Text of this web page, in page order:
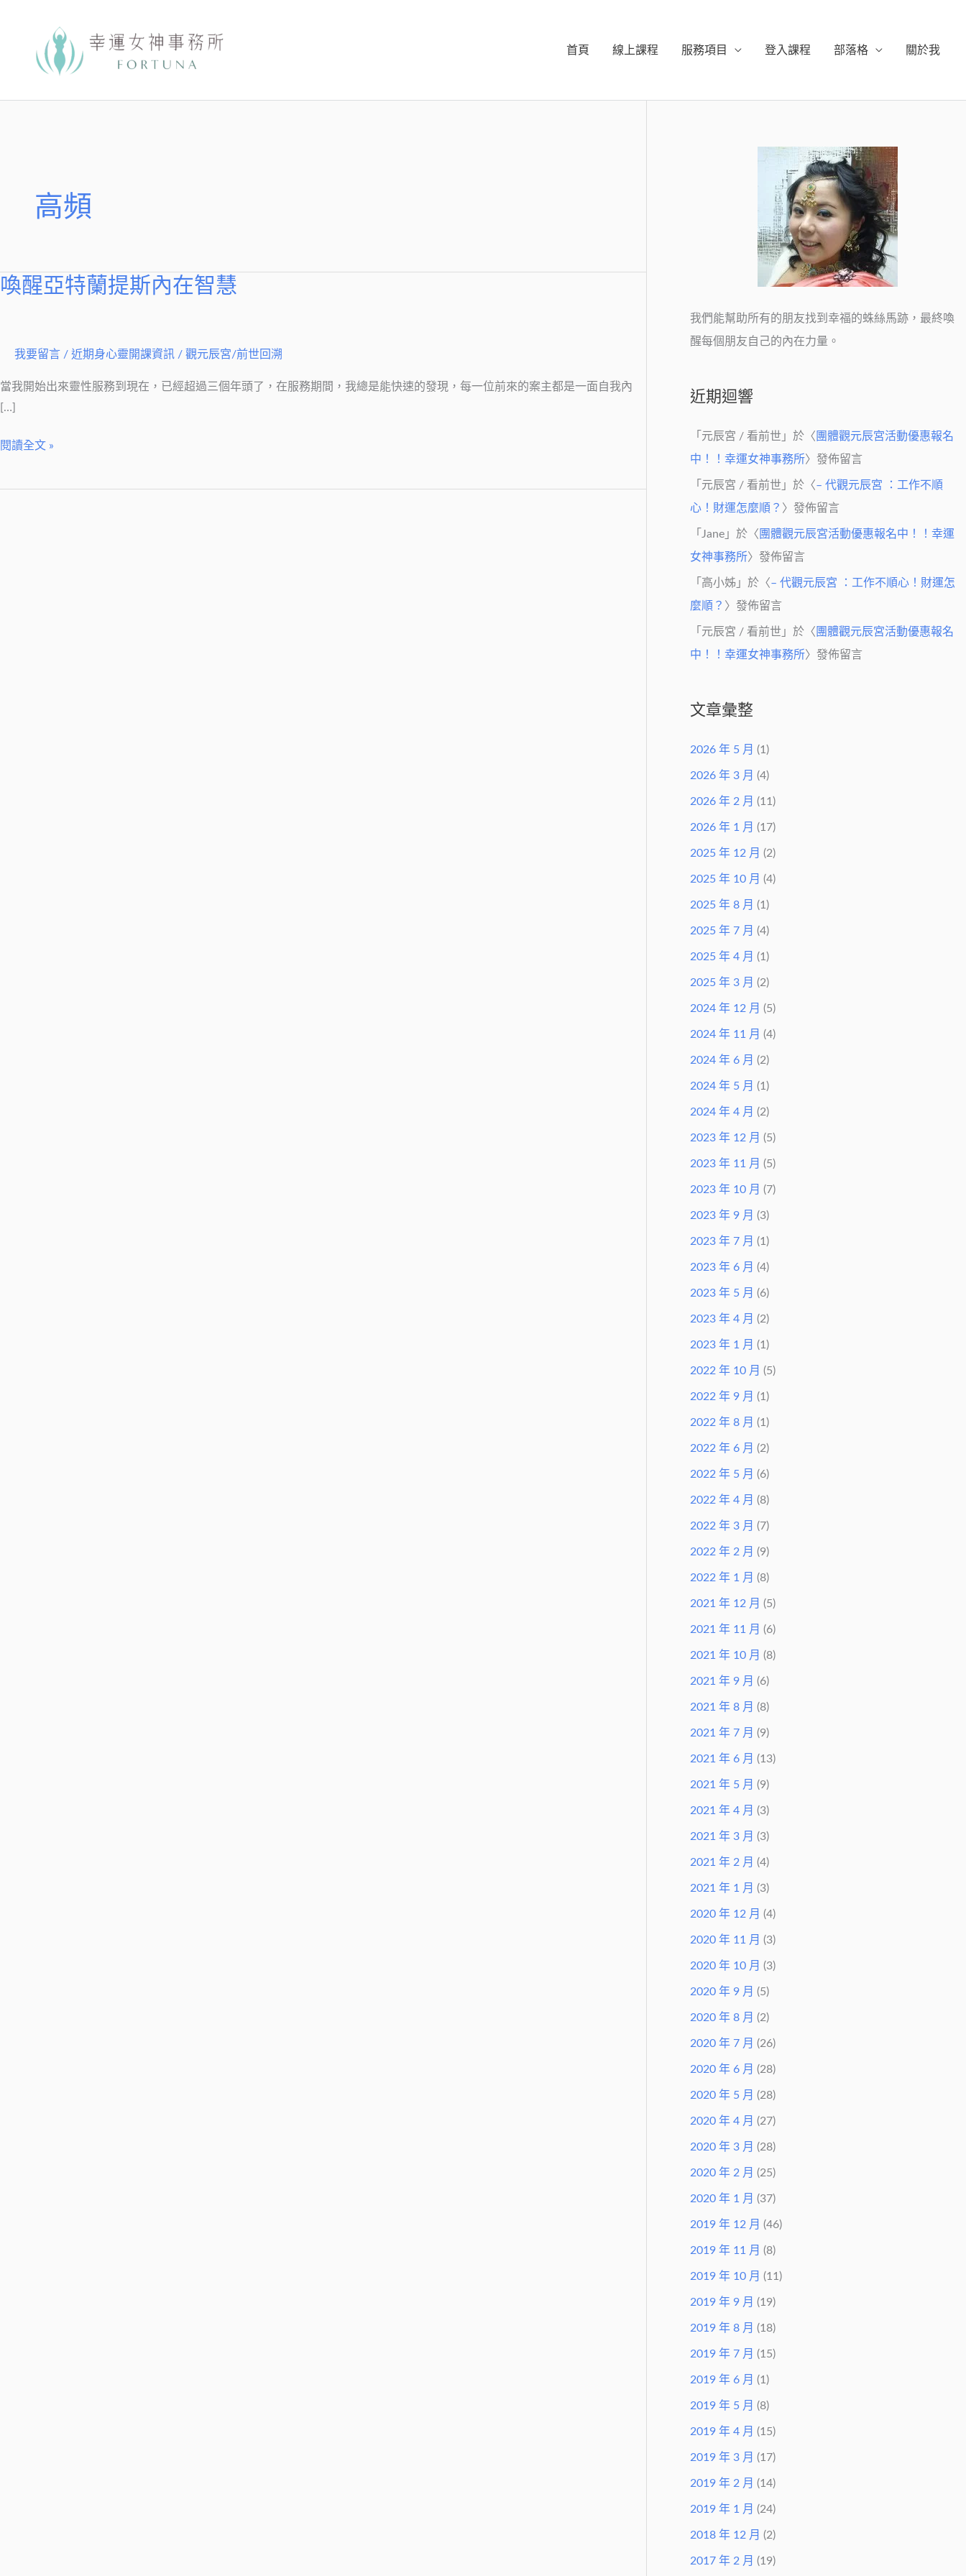
首頁 線上課程 服務項目 登入課程 部落格 關於我
高頻
喚醒亞特蘭提斯內在智慧
我要留言 / 近期身心靈開課資訊 / 觀元辰宮/前世回溯
當我開始出來靈性服務到現在，已經超過三個年頭了，在服務期間，我總是能快速的發現，每一位前來的案主都是一面自我內
[…]
喚
提
斯
在
慧
閱讀全文 »
我們能幫助所有的朋友找到幸福的蛛絲馬跡，最終喚
醒每個朋友自己的內在力量。
近期迴響
「 元辰宮 / 看前世 」於〈 團體觀元辰宮活動優惠報名
中！！幸運女神事務所〉發佈留言
「 元辰宮 / 看前世 」於〈– 代觀元辰宮 ：工作不順
心！財運怎麼順？ 〉發佈留言
「 Jane 」於〈 團體觀元辰宮活動優惠報名中！！幸運
女神事務所〉發佈留言
「 高小姊 」於〈– 代觀元辰宮 ：工作不順心！財運怎
麼順？ 〉發佈留言
「 元辰宮 / 看前世 」於〈 團體觀元辰宮活動優惠報名
中！！幸運女神事務所〉發佈留言
文章彙整
2026 年 5 月 (1)
2026 年 3 月 (4)
2026 年 2 月 (11)
2026 年 1 月 (17)
2025 年 12 月 (2)
2025 年 10 月 (4)
2025 年 8 月 (1)
2025 年 7 月 (4)
2025 年 4 月 (1)
2025 年 3 月 (2)
2024 年 12 月 (5)
2024 年 11 月 (4)
2024 年 6 月 (2)
2024 年 5 月 (1)
2024 年 4 月 (2)
2023 年 12 月 (5)
2023 年 11 月 (5)
2023 年 10 月 (7)
2023 年 9 月 (3)
2023 年 7 月 (1)
2023 年 6 月 (4)
2023 年 5 月 (6)
2023 年 4 月 (2)
2023 年 1 月 (1)
2022 年 10 月 (5)
2022 年 9 月 (1)
2022 年 8 月 (1)
2022 年 6 月 (2)
2022 年 5 月 (6)
2022 年 4 月 (8)
2022 年 3 月 (7)
2022 年 2 月 (9)
2022 年 1 月 (8)
2021 年 12 月 (5)
2021 年 11 月 (6)
2021 年 10 月 (8)
2021 年 9 月 (6)
2021 年 8 月 (8)
2021 年 7 月 (9)
2021 年 6 月 (13)
2021 年 5 月 (9)
2021 年 4 月 (3)
2021 年 3 月 (3)
2021 年 2 月 (4)
2021 年 1 月 (3)
2020 年 12 月 (4)
2020 年 11 月 (3)
2020 年 10 月 (3)
2020 年 9 月 (5)
2020 年 8 月 (2)
2020 年 7 月 (26)
2020 年 6 月 (28)
2020 年 5 月 (28)
2020 年 4 月 (27)
2020 年 3 月 (28)
2020 年 2 月 (25)
2020 年 1 月 (37)
2019 年 12 月 (46)
2019 年 11 月 (8)
2019 年 10 月 (11)
2019 年 9 月 (19)
2019 年 8 月 (18)
2019 年 7 月 (15)
2019 年 6 月 (1)
2019 年 5 月 (8)
2019 年 4 月 (15)
2019 年 3 月 (17)
2019 年 2 月 (14)
2019 年 1 月 (24)
2018 年 12 月 (2)
2017 年 2 月 (19)